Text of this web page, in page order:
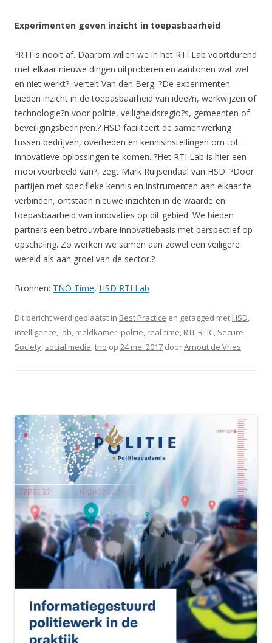
Experimenten geven inzicht in toepasbaarheid
?RTI is nooit af. Daarom willen we in het RTI Lab voortdurend
met elkaar nieuwe dingen uitproberen en aantonen wat wel
en niet werkt?, vertelt Van den Berg. ?De experimenten
bieden inzicht in de toepasbaarheid van idee?n, werkwijzen of
technologie?n voor politie, veiligheidsregio?s, gemeenten of
beveiligingsbedrijven.? HSD faciliteert de samenwerking
tussen bedrijven, overheden en kennisinstellingen om tot
innovatieve oplossingen te komen. ?Het RTI Lab is hier een
mooi voorbeeld van?, zegt Mark Ruijsendaal van HSD. ?Door
partijen met specifieke kennis en instrumenten aan elkaar te
verbinden, ontstaan nieuwe inzichten in de waarde en
toepasbaarheid van innovaties op dit gebied. We bieden
partners een betrouwbare innovatiebasis met perspectief op
opschaling. Zo werken we samen aan zowel een veiligere
wereld als aan groei van de sector.?
Bronnen: TNO Time, HSD RTI Lab
Dit bericht werd geplaatst in Best Practice en getagged met HSD,
intelligence, lab, meldkamer, politie, real-time, RTI, RTIC, Secure
Society, social media,tno op 24 mei 2017 doorArnout de Vries.